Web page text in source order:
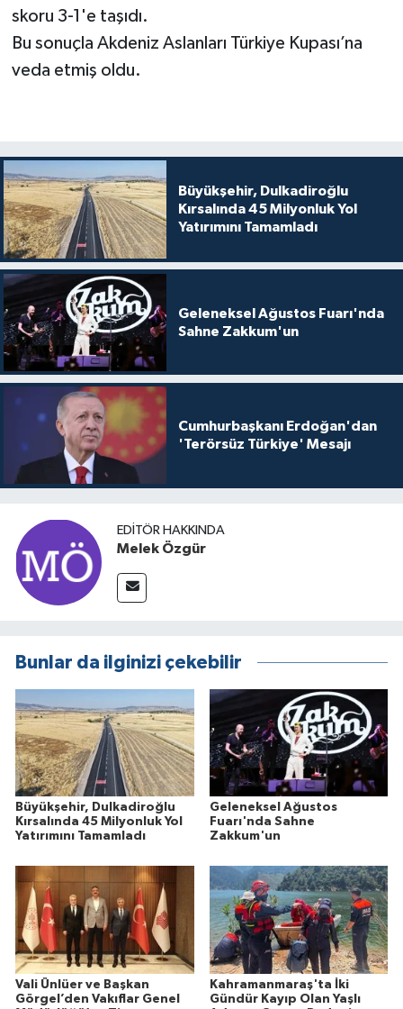
skoru 3-1'e taşıdı.
Bu sonuçla Akdeniz Aslanları Türkiye Kupası’na
veda etmiş oldu.
Büyükşehir, Dulkadiroğlu
Kırsalında 45 Milyonluk Yol
Yatırımını Tamamladı
Geleneksel Ağustos Fuarı'nda
Sahne Zakkum'un
Cumhurbaşkanı Erdoğan'dan
'Terörsüz Türkiye' Mesajı
EDITÖR HAKKINDA
Melek Özgür
Bunlar da ilginizi çekebilir
Büyükşehir, Dulkadiroğlu
Kırsalında 45 Milyonluk Yol
Yatırımını Tamamladı
Geleneksel Ağustos
Fuarı'nda Sahne
Zakkum'un
Vali Ünlüer ve Başkan
Görgel’den Vakıflar Genel
Kahramanmaraş'ta İki
Gündür Kayıp Olan Yaşlı